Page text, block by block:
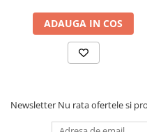
Spite
Butuci
Accesorii butuci
Fond de janta
Sei si tija sa bicicleta
ADAUGA IN COS
Newsletter Nu rata ofertele si